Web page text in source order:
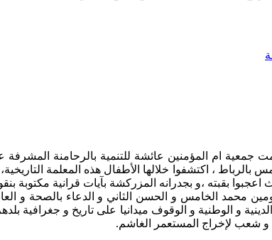
67 لعيد الاستقلال المجيد نظمت جمعية ام المؤمنين عائشة
محمد الخامس بالرباط ، اكتشفوا خلالها الأطفال هذه
بقبته ،و بجدرانه المزركشة بآيات قرانية مكتوبة
محمد الخامس و الحسن الثاني و الدعاء بالصحة
و الوطنية و الوقوف ميدانيا على تاريخ و جغرافية
و شعب لإخراج المستعمر الغاشم.